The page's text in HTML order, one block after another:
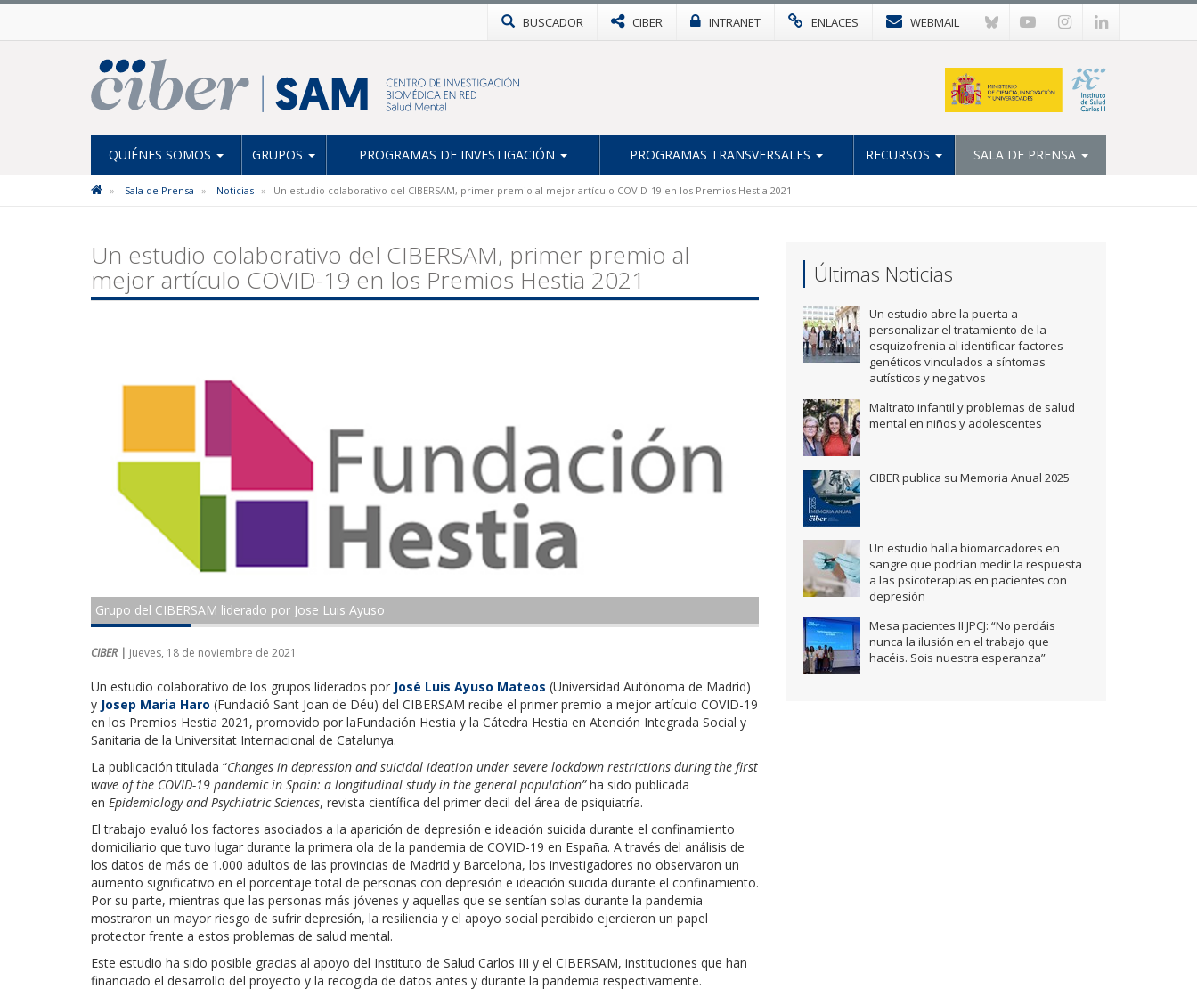
BUSCADOR CIBER INTRANET ENLACES WEBMAIL
QUIÉNES SOMOS GRUPOS PROGRAMAS DE INVESTIGACIÓN PROGRAMAS TRANSVERSALES RECURSOS SALA DE PRENSA
Sala de Prensa Noticias Un estudio colaborativo del CIBERSAM, primer premio al mejor artículo COVID-19 en los Premios Hestia 2021
Un estudio colaborativo del CIBERSAM, primer premio al
mejor artículo COVID-19 en los Premios Hestia 2021
Grupo del CIBERSAM liderado por Jose Luis Ayuso
CIBER | jueves, 18 de noviembre de 2021
Un estudio colaborativo de los grupos liderados por José Luis Ayuso Mateos (Universidad Autónoma de Madrid)
y Josep Maria Haro (Fundació Sant Joan de Déu) del CIBERSAM recibe el primer premio a mejor artículo COVID-19
en los Premios Hestia 2021, promovido por laFundación Hestia y la Cátedra Hestia en Atención Integrada Social y
Sanitaria de la Universitat Internacional de Catalunya.
La publicación titulada “Changes in depression and suicidal ideation under severe lockdown restrictions during the first
wave of the COVID-19 pandemic in Spain: a longitudinal study in the general population”ha sido publicada
en Epidemiology and Psychiatric Sciences, revista científica del primer decil del área de psiquiatría.
El trabajo evaluó los factores asociados a la aparición de depresión e ideación suicida durante el confinamiento
domiciliario que tuvo lugar durante la primera ola de la pandemia de COVID-19 en España. A través del análisis de
los datos de más de 1.000 adultos de las provincias de Madrid y Barcelona, los investigadores no observaron un
aumento significativo en el porcentaje total de personas con depresión e ideación suicida durante el confinamiento.
Por su parte, mientras que las personas más jóvenes y aquellas que se sentían solas durante la pandemia
mostraron un mayor riesgo de sufrir depresión, la resiliencia y el apoyo social percibido ejercieron un papel
protector frente a estos problemas de salud mental.
Este estudio ha sido posible gracias al apoyo del Instituto de Salud Carlos III y el CIBERSAM, instituciones que han
financiado el desarrollo del proyecto y la recogida de datos antes y durante la pandemia respectivamente.
Últimas Noticias
Un estudio abre la puerta a
personalizar el tratamiento de la
esquizofrenia al identificar factores
genéticos vinculados a síntomas
autísticos y negativos
Maltrato infantil y problemas de salud
mental en niños y adolescentes
CIBER publica su Memoria Anual 2025
Un estudio halla biomarcadores en
sangre que podrían medir la respuesta
a las psicoterapias en pacientes con
depresión
Mesa pacientes II JPCJ: “No perdáis
nunca la ilusión en el trabajo que
hacéis. Sois nuestra esperanza”